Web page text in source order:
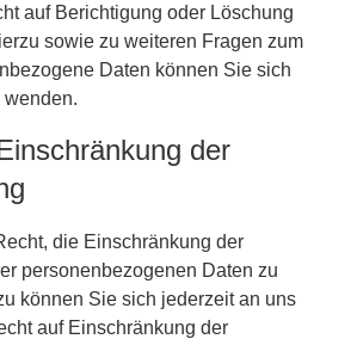
auf Berichtigung oder Löschung
sowie zu weiteren Fragen zum
Daten können Sie sich
wenden.
der
die Einschränkung der
personenbezogenen Daten zu
können Sie sich jederzeit an uns
auf Einschränkung der